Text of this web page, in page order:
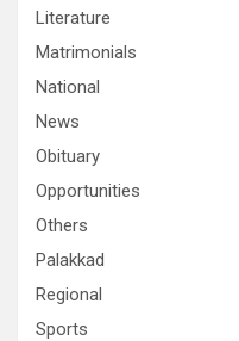
Literature
Matrimonials
National
News
Obituary
Opportunities
Others
Palakkad
Regional
Sports